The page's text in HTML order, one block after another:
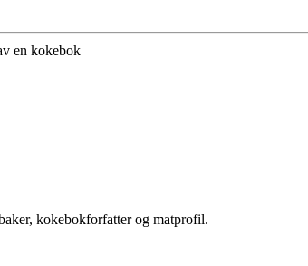
en kokebok
kokebokforfatter og matprofil.